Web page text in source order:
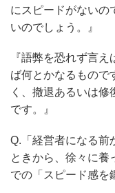
にスピードがないの
いのでしょう。』
『語弊を恐れず言
ば何とかなるもので
く、撤退あるいは修
です。』
Q.「経営者になる前
ときから、徐々に養
での「スピード感を